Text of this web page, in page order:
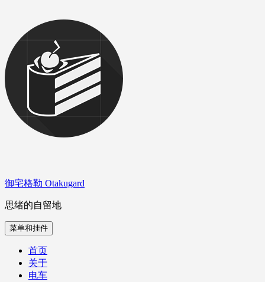
容
御宅格勒 Otakugard
思绪的自留地
菜单和挂件
首页
关于
电车